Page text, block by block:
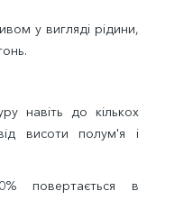
у вигляді рідини,
навіть до кількох
висоти полум'я і
повертається в